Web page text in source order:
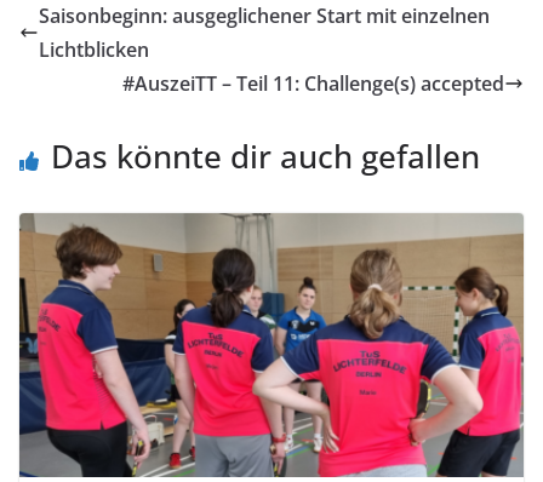
Saisonbeginn: ausgeglichener Start mit einzelnen
Lichtblicken
#AuszeiTT – Teil 11: Challenge(s) accepted
Das könnte dir auch gefallen